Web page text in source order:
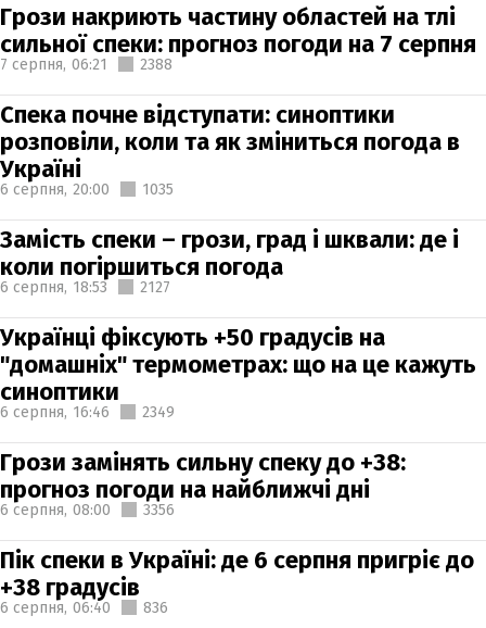
Грози накриють частину областей на тлі
сильної спеки: прогноз погоди на 7 серпня
7 серпня, 06:21 2388
Спека почне відступати: синоптики
розповіли, коли та як зміниться погода в
Україні
6 серпня, 20:00 1035
Замість спеки – грози, град і шквали: де і
коли погіршиться погода
6 серпня, 18:53 2127
Українці фіксують +50 градусів на
"домашніх" термометрах: що на це кажуть
синоптики
6 серпня, 16:46 2349
Грози замінять сильну спеку до +38:
прогноз погоди на найближчі дні
6 серпня, 08:00 3356
Пік спеки в Україні: де 6 серпня пригріє до
+38 градусів
6 серпня, 06:40 836